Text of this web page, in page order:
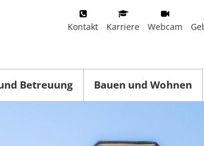
Kontakt Karriere Webcam
Betreuung Bauen und Wohnen